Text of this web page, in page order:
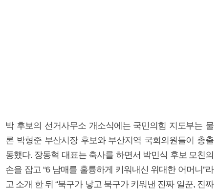
박 후보의 선거사무소 개소식에는 국민의힘 지도부는 물
론 박형준 부산시장 후보와 부산지역 국회의원들이 총출
동했다. 장동혁 대표는 축사를 하면서 박민식 후보 모친의
손을 잡고 “6 남매를 훌륭하게 키워내신 위대한 어머니”라
고 소개 한 뒤 “북구가 낳고 북구가 키워낸 진짜 일꾼, 진짜